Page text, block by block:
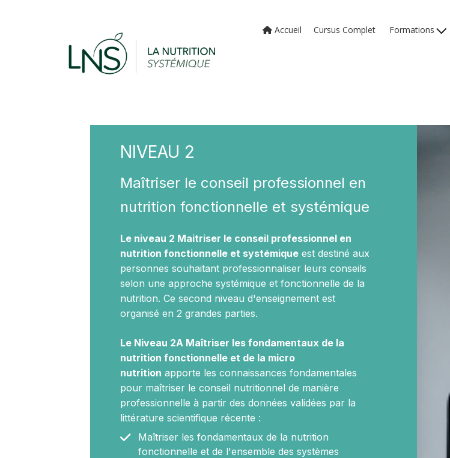
Accueil Cursus Complet Formations
NIVEAU 2
Maîtriser le conseil professionnel en
nutrition fonctionnelle et systémique
Le niveau 2 Maitriser le conseil professionnel en
nutrition fonctionnelle et systémique est destiné aux
personnes souhaitant professionnaliser leurs conseils
selon une approche systémique et fonctionnelle de la
nutrition. Ce second niveau d'enseignement est
organisé en 2 grandes parties.
Le Niveau 2A Maîtriser les fondamentaux de la
nutrition fonctionnelle et de la micro
nutrition apporte les connaissances fondamentales
pour maîtriser le conseil nutritionnel de manière
professionnelle à partir des données validées par la
littérature scientifique récente :
Maîtriser les fondamentaux de la nutrition
fonctionnelle et de l'ensemble des systèmes